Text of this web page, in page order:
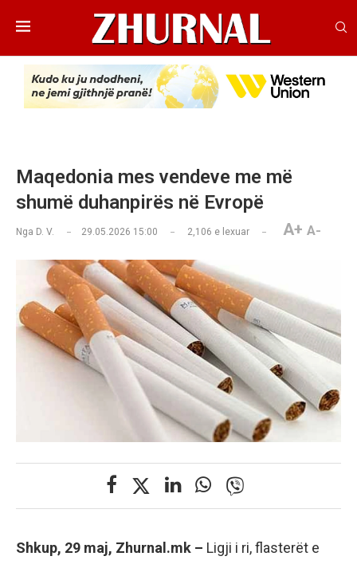
Maqedonia mes vendeve me më
shumë duhanpirës në Evropë
Nga D. V. 29.05.2026 15:00 2,106 e lexuar A+ A-
Shkup, 29 maj, Zhurnal.mk – Ligji i ri, flasterët e